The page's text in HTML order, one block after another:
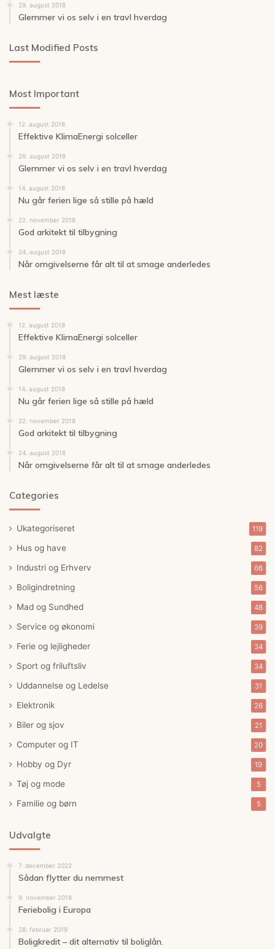
29. august 2018
Glemmer vi os selv i en travl hverdag
Last Modified Posts
Most Important
12. august 2018
Effektive KlimaEnergi solceller
29. august 2018
Glemmer vi os selv i en travl hverdag
14. august 2018
Nu går ferien lige så stille på hæld
22. november 2018
God arkitekt til tilbygning
24. august 2018
Når omgivelserne får alt til at smage anderledes
Mest læste
12. august 2018
Effektive KlimaEnergi solceller
29. august 2018
Glemmer vi os selv i en travl hverdag
14. august 2018
Nu går ferien lige så stille på hæld
22. november 2018
God arkitekt til tilbygning
24. august 2018
Når omgivelserne får alt til at smage anderledes
Categories
Ukategoriseret 119
Hus og have 82
Industri og Erhverv 66
Boligindretning 56
Mad og Sundhed 48
Service og økonomi 39
Ferie og lejligheder 34
Sport og friluftsliv 34
Uddannelse og Ledelse 31
Elektronik 26
Biler og sjov 21
Computer og IT 20
Hobby og Dyr 19
Tøj og mode 5
Familie og børn 5
Udvalgte
7. december 2022
Sådan flytter du nemmest
9. november 2018
Feriebolig i Europa
28. februar 2019
Boligkredit – dit alternativ til boliglån.